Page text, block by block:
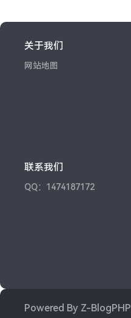
关于我们
网站地图
联系我们
QQ：1474187172
Powered By Z-BlogPHP